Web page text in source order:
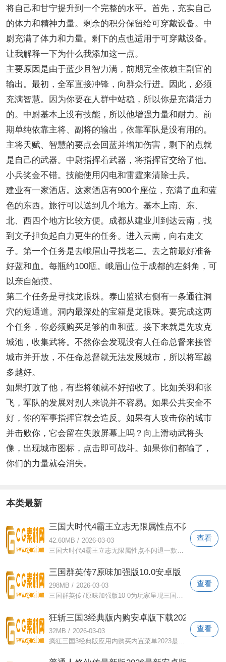
将自己和甘宁提升到一个完整的水平。首先，充实自己
的体力和精神力量。剩余的积分保留给可穿戴设备。中
尉充满了体力和力量。剩下的点也适用于可穿戴设备。
让我解释一下为什么我添加这一点。
主要原因是由于蓝少且智力满，前期完全依赖主副官的
输出。最初，全军直接冲锋，向群众行进。因此，必须
充满智慧。因为你要在人群中站稳，所以你是充满活力
的。中尉基本上没有技能，所以他增强力量和耐力。前
期单纯依靠主将、副将的输出，依靠军队是没有用的。
主将天赋、智慧的要点会回蓝并增加伤害，剩下的点就
是自己的武器。中尉指挥着武器，将指挥官交给了他。
小兵奖金不错。技能使用闪电和雷霆来清除士兵。
建业有一家酒店。这家酒店有900个座位，充满了血和蓝
色的东西。旅行可以送到几个地方。基本上南、东、
北、西四个地方比较方便。成都从建业川到达云南，找
到文子担负起自力更生的任务。进入云南，向右走文
子。第一个任务是去峨眉山寻找老二。去之前最好准备
好蓝和血。每瓶约100瓶。峨眉山位于成都的左斜角，可
以亲自触摸。
第二个任务是寻找龙眼珠。泰山监狱右侧有一条通往洞
穴的短通道。洞内最深处的宝箱是龙眼珠。要完成这两
个任务，你必须购买足够的血和蓝。接下来就是先攻克
城池，收集武将。不然你会发现没有人任命总督来接管
城市并开放，不任命总督就无法发展城市，所以将军越
多越好。
如果打败了他，有些将领就不好招收了。比如关羽和张
飞，军队的发展对别人来说并不容易。如果公共安全不
好，你的军事指挥官就会造反。如果有人攻击你的城市
并击败你，它会留在失败屏幕上吗？向上滑动武将头
像，出现城市图标，点击即可战斗。如果你们都输了，
你们的力量就会消失。
本类最新
三国大时代4霸王立志无限属性点不闪退下载
42.60MB / 2026-03-03
查看
三国群英传7原味加强版10.0安卓版
298MB / 2026-03-03
三国群英传7原味加强版10 0为玩家呈现三国游戏原汁原味的玩法，加入众多美女武将，真实还原各类型三国武将，细腻的内政玩法等你体验。喜欢
查看
狂斩三国3经典版内购安卓版下载2026
32MB / 2026-03-03
查看